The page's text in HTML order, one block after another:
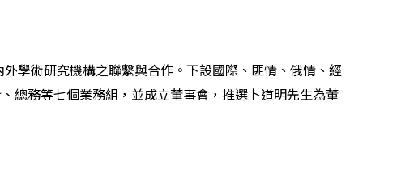
學術研究機構之聯繫與合作。下設國際、匪情、俄情、經
總務等七個業務組，並成立董事會，推選卜道明先生為董